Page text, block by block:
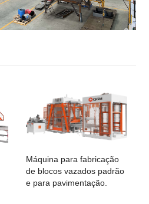
Máquina para fabricação
de blocos vazados padrão
e para pavimentação.